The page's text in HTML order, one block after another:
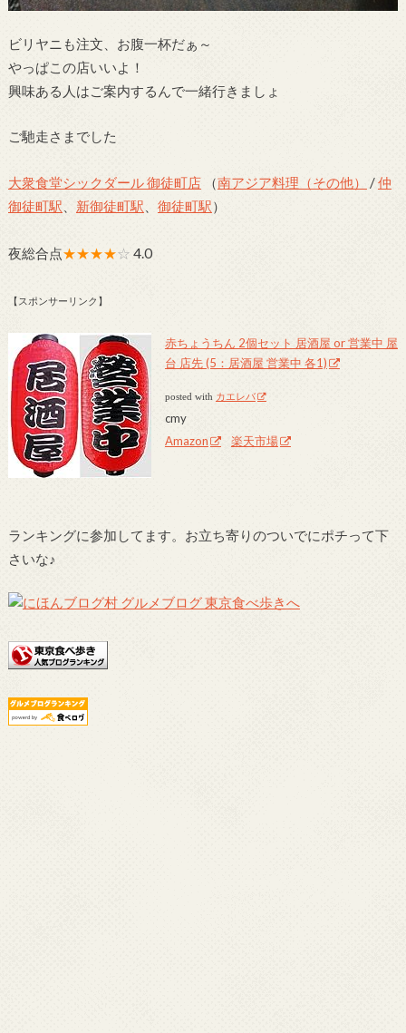
ビリヤニも注文、お腹一杯だぁ～
やっぱこの店いいよ！
興味ある人はご案内するんで一緒行きましょ
ご馳走さまでした
大衆食堂シックダール 御徒町店（南アジア料理（その他） /仲
御徒町駅
新御徒町駅 御徒町駅）
夜総合点★★★★☆ 4.0
【スポンサーリンク】
赤ちょうちん 2個セット 居酒屋 or 営業中 屋
台 店先 (5：居酒屋 営業中 各1)
posted with カエレバ
cmy
Amazon
楽天市場
ランキングに参加してます。お立ち寄りのついでにポチって下
さいな♪